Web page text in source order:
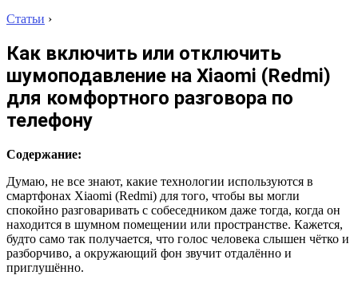
Статьи ›
Как включить или отключить
шумоподавление на Xiaomi (Redmi)
для комфортного разговора по
телефону
Содержание:
Думаю, не все знают, какие технологии используются в
смартфонах Xiaomi (Redmi) для того, чтобы вы могли
спокойно разговаривать с собеседником даже тогда, когда он
находится в шумном помещении или пространстве. Кажется,
будто само так получается, что голос человека слышен чётко и
разборчиво, а окружающий фон звучит отдалённо и
приглушённо.